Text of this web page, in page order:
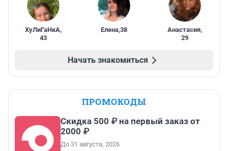
ХуЛиГаНкА,
43
Елена,38 Анастасия,
29
Начать знакомиться
ПРОМОКОДЫ
Скидка 500 ₽ на первый заказ от
2000 ₽
До 31 августа, 2026